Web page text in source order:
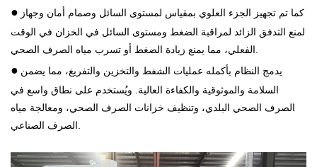
● كما تم تجهيز الجزء العلوي بمقياس لمستوى السائل وصمام أمان وجهاز
لمنع التدفق الزائد لمراقبة الضغط ومستوى السائل في الخزان في الوقت
الفعلي، مما يمنع زيادة الضغط أو تسرب مياه الصرف الصحي.
● يدمج النظام بأكمله عمليات الشفط والتخزين والتفريغ، مما يضمن
السلامة والموثوقية والكفاءة العالية. ويُستخدم على نطاق واسع في
الصرف الصحي البلدي، وتنظيف خزانات الصرف الصحي، ومعالجة مياه
الصرف الصناعي.